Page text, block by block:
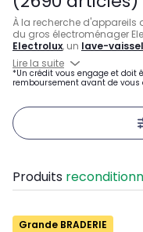
À la recherche d'appareils
du gros électroménager
Electrolux, un lave-
un sèche-linge Electrolux
Ultrasilencer, la marque
performants et élégants
Electroluxou le four
Lire la suite
*Un crédit vous engage et doit
remboursement avant de vous
Produits
Grande BRADERIE